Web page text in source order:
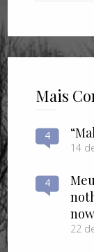
Mais
4
14
4
22